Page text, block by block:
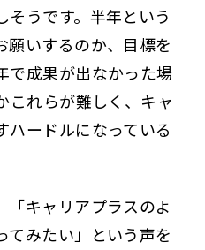
うです。半年という
願いするのか、目標を
で成果が出なかった場
これらが難しく、キャ
ハードルになっている
「キャリアプラスのよ
てみたい」という声を